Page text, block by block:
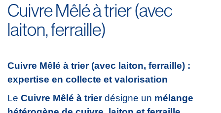
Cuivre Mêlé à trier (avec
laiton, ferraille)
Cuivre Mêlé à trier (avec laiton, ferraille) :
expertise en collecte et valorisation
Le Cuivre Mêlé à trierdésigne un mélange